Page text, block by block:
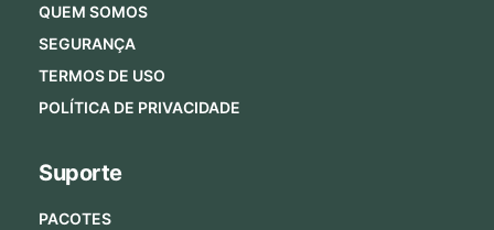
QUEM SOMOS
SEGURANÇA
TERMOS DE USO
POLÍTICA DE PRIVACIDADE
Suporte
PACOTES